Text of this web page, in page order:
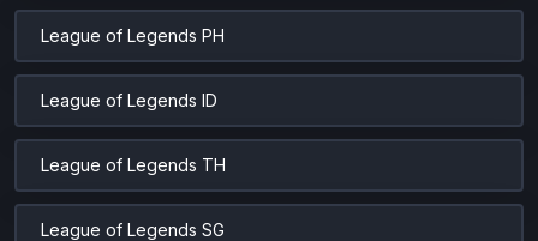
League of Legends PH
League of Legends ID
League of Legends TH
League of Legends SG